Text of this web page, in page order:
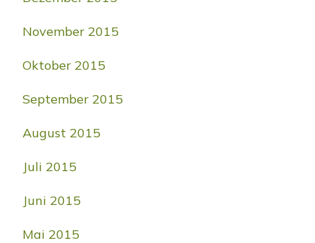
November 2015
Oktober 2015
September 2015
August 2015
Juli 2015
Juni 2015
Mai 2015